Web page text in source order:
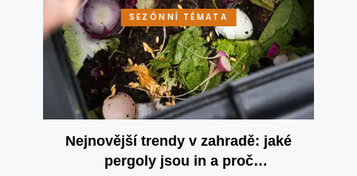
SEZÓNNÍ TÉMATA
Nejnovější trendy v zahradě: jaké
pergoly jsou in a proč